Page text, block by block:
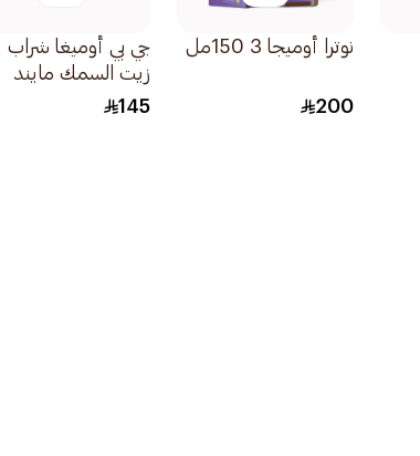
نوترا أوميجا 3 150مل
200
جي بي أوميغا شراب
زيت السمك مايند
100مل
145